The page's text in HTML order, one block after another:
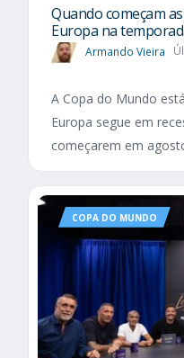
Quando começam
Europa na
Armando Vieira
A Copa do Mundo
Europa segue em
começarem em
COPA DO MUNDO